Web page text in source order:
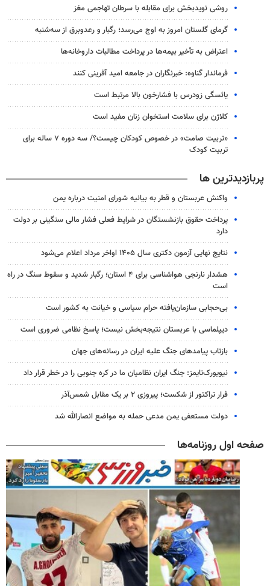
روشی نویدبخش برای مقابله با سرطان تهاجمی مغز
گرمای گلستان امروز به اوج می‌رسد؛ رگبار و رعدوبرق از سه‌شنبه
اعتراض به تأخیر بیمه‌ها در پرداخت مطالبات داروخانه‌ها
فرماندار گناوه: خبرنگاران در جامعه امید آفرینی کنند
یائسگی زودرس با فشارخون بالا مرتبط است
کلاژن برای سلامت استخوان زنان مفید است
«تربیت صامت» در خصوص کودکان چیست؟/ سه دوره ۷ ساله برای
تربیت کودک
پربازدیدترین ها
واکنش عربستان و قطر به بیانیه شورای امنیت درباره یمن
پرداخت حقوق بازنشستگان در شرایط فعلی فشار مالی سنگینی بر دولت
دارد
نتایج نهایی آزمون دکتری سال ۱۴۰۵ اواخر مرداد اعلام می‌شود
هشدار نارنجی هواشناسی برای ۴ استان؛ رگبار شدید و سقوط سنگ در راه
است
بی‌حجابی سازمان‌یافته حرام سیاسی و خیانت به کشور است
دیپلماسی با عربستان نتیجه‌بخش نیست؛ پاسخ نظامی ضروری است
بازتاب پیامدهای جنگ علیه ایران در رسانه‌های جهان
نیویورک‌تایمز: جنگ ایران نظامیان ما در کره جنوبی را در خطر قرار داد
فرار تراکتور از شکست؛ پیروزی ۲ بر یک مقابل شمس‌آذر
دولت مستعفی یمن مدعی حمله به مواضع انصارالله شد
صفحه اول روزنامه‌ها